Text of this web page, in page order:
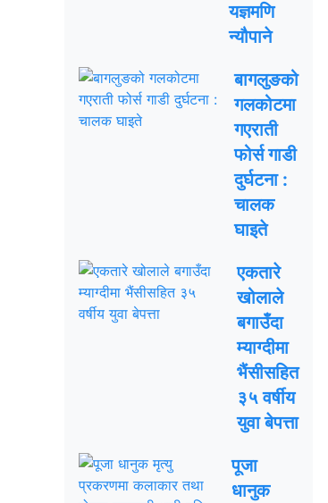
यज्ञमणि
न्यौपाने
बागलुङको
गलकोटमा
गएराती
फोर्स गाडी
दुर्घटना :
चालक
घाइते
एकतारे
खोलाले
बगाउँदा
म्याग्दीमा
भैंसीसहित
३५ वर्षीय
युवा बेपत्ता
पूजा
धानुक